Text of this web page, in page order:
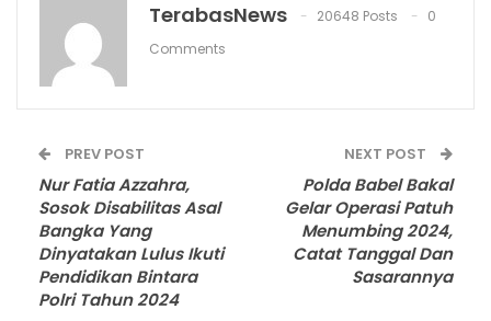
TerabasNews 20648 Posts
0
Comments
PREV POST
Nur Fatia Azzahra,
Sosok Disabilitas Asal
Bangka Yang
Dinyatakan Lulus Ikuti
Pendidikan Bintara
Polri Tahun 2024
NEXT POST
Polda Babel Bakal
Gelar Operasi Patuh
Menumbing 2024,
Catat Tanggal Dan
Sasarannya